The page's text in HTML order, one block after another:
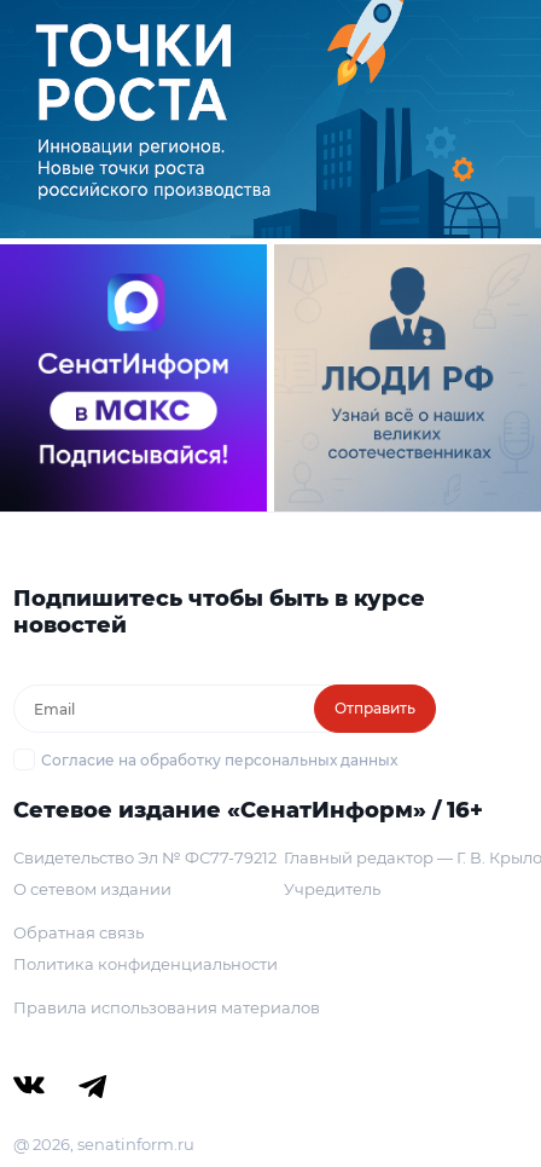
Подпишитесь чтобы быть в курсе
новостей
Отправить
Согласие на обработку персональных данных
Сетевое издание «СенатИнформ» / 16+
Свидетельство Эл № ФС77-79212
О сетевом издании
Главный редактор — Г. В.
Учредитель
Обратная связь
Политика конфиденциальности
Правила использования материалов
@ 2026, senatinform.ru